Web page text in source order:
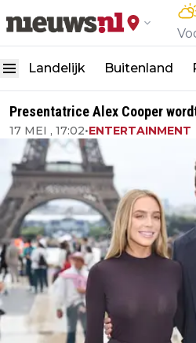
Landelijk Buitenland
Presentatrice Alex Cooper
17 MEI , 17:02•ENTERTAINMENT